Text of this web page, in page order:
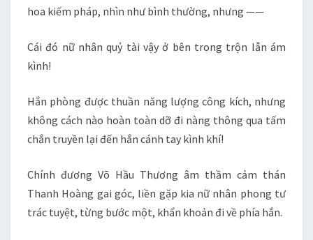
hoa kiếm pháp, nhìn như bình thường, nhưng ——
Cái đó nữ nhân quỷ tài vậy ở bên trong trộn lẫn ám
kình!
Hắn phòng được thuần năng lượng công kích, nhưng
không cách nào hoàn toàn dỡ đi nàng thông qua tấm
chắn truyền lại đến hắn cánh tay kình khí!
Chính đương Võ Hầu Thương âm thầm cảm thán
Thanh Hoàng gai góc, liền gặp kia nữ nhân phong tư
trác tuyệt, từng bước một, khẩn khoản đi về phía hắn.